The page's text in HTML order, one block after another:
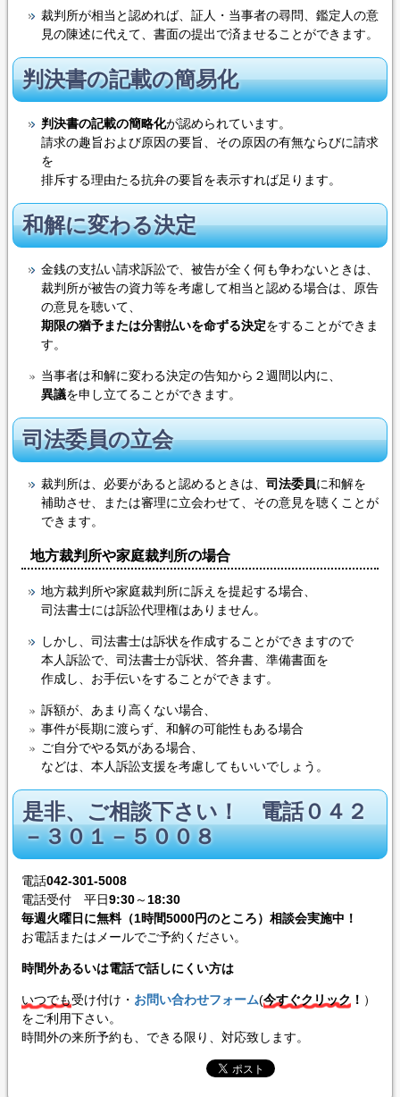
裁判所が相当と認めれば、証人・当事者の尋問、鑑定人の意
見の陳述に代えて、書面の提出で済ませることができます。
判決書の記載の簡易化
判決書の記載の簡略化が認められています。
請求の趣旨および原因の要旨、その原因の有無ならびに請求
を
排斥する理由たる抗弁の要旨を表示すれば足ります。
和解に変わる決定
金銭の支払い請求訴訟で、被告が全く何も争わないときは、
裁判所が被告の資力等を考慮して相当と認める場合は、原告
の意見を聴いて、
期限の猶予または分割払いを命ずる決定をすることができま
す。
当事者は和解に変わる決定の告知から２週間以内に、
異議を申し立てることができます。
司法委員の立会
裁判所は、必要があると認めるときは、 司法委員に和解を
補助させ、または審理に立会わせて、その意見を聴くことが
できます。
地方裁判所や家庭裁判所の場合
地方裁判所や家庭裁判所に訴えを提起する場合、
司法書士には訴訟代理権はありません。
しかし、司法書士は訴状を作成することができますので
本人訴訟で、司法書士が訴状、答弁書、準備書面を
作成し、お手伝いをすることができます。
訴額が、あまり高くない場合、
事件が長期に渡らず、和解の可能性もある場合
ご自分でやる気がある場合、
などは、本人訴訟支援を考慮してもいいでしょう。
是非、ご相談下さい！ 電話０４２
－３０１－５００８
電話042-301-5008
電話受付 平日9:30～ 18:30
毎週火曜日に無料（1時間5000円のところ）相談会実施中！
お電話またはメールでご予約ください。
時間外あるいは電話で話しにくい方は
いつでも受け付け・ お問い合わせフォーム(今すぐクリック！ ）
をご利用下さい。
時間外の来所予約も、できる限り、対応致します。